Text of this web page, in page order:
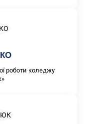
роботи коледжу